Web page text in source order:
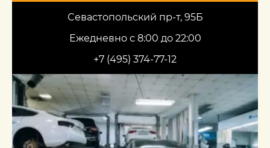
Севастопольский пр-т, 95Б
Ежедневно с 8:00 до 22:00
+7 (495) 374-77-12